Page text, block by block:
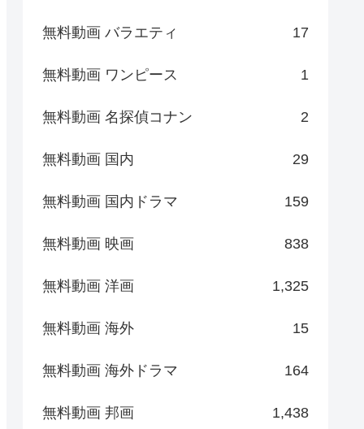
無料動画 バラエティ 17
無料動画 ワンピース 1
無料動画 名探偵コナン 2
無料動画 国内 29
無料動画 国内ドラマ 159
無料動画 映画 838
無料動画 洋画 1,325
無料動画 海外 15
無料動画 海外ドラマ 164
無料動画 邦画 1,438